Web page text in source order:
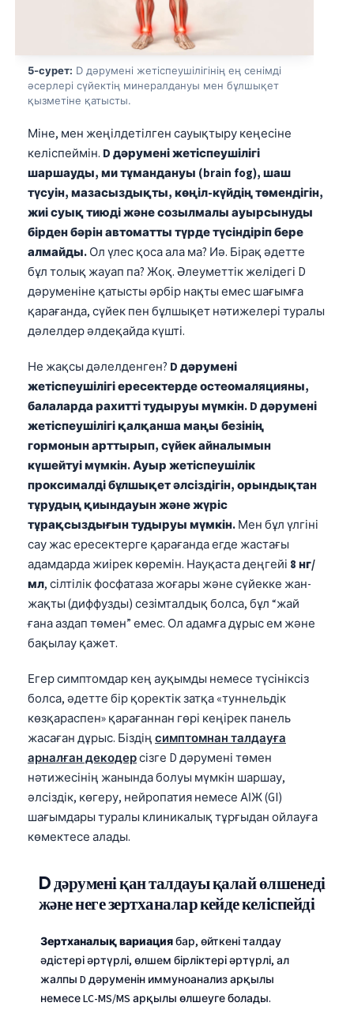
5-сурет: D дәрумені жетіспеушілігінің ең сенімді
әсерлері сүйектің минералдануы мен бұлшықет
қызметіне қатысты.
Міне, мен жеңілдетілген сауықтыру кеңесіне
келіспеймін. D дәрумені жетіспеушілігі
шаршауды, ми тұмандануы (brain fog), шаш
түсуін, мазасыздықты, көңіл-күйдің төмендігін,
жиі суық тиюді және созылмалы ауырсынуды
бірден бәрін автоматты түрде түсіндіріп бере
алмайды.Ол үлес қоса ала ма? Иә. Бірақ әдетте
бұл толық жауап па? Жоқ. Әлеуметтік желідегі D
дәруменіне қатысты әрбір нақты емес шағымға
қарағанда, сүйек пен бұлшықет нәтижелері туралы
дәлелдер әлдеқайда күшті.
Не жақсы дәлелденген? D дәрумені
жетіспеушілігі ересектерде остеомаляцияны,
балаларда рахитті тудыруы мүмкін.D дәрумені
жетіспеушілігі қалқанша маңы безінің
гормонын арттырып, сүйек айналымын
күшейтуі мүмкін.Ауыр жетіспеушілік
проксималді бұлшықет әлсіздігін, орындықтан
тұрудың қиындауын және жүріс
тұрақсыздығын тудыруы мүмкін.Мен бұл үлгіні
сау жас ересектерге қарағанда егде жастағы
адамдарда жиірек көремін. Науқаста деңгейі 8 нг/
мл, сілтілік фосфатаза жоғары және сүйекке жан-
жақты (диффузды) сезімталдық болса, бұл “жай
ғана аздап төмен” емес. Ол адамға дұрыс ем және
бақылау қажет.
Егер симптомдар кең ауқымды немесе түсініксіз
болса, әдетте бір қоректік затқа «туннельдік
көзқараспен» қарағаннан гөрі кеңірек панель
жасаған дұрыс. Біздіңсимптомнан талдауға
арналған декодерсізге D дәрумені төмен
нәтижесінің жанында болуы мүмкін шаршау,
әлсіздік, көгеру, нейропатия немесе АІЖ (GI)
шағымдары туралы клиникалық тұрғыдан ойлауға
көмектесе алады.
D дәрумені қан талдауы қалай өлшенеді
және неге зертханалар кейде келіспейді
Зертханалық вариациябар, өйткені талдау
әдістері әртүрлі, өлшем бірліктері әртүрлі, ал
жалпы D дәруменін иммуноанализ арқылы
немесе LC-MS/MS арқылы өлшеуге болады.
தமிழ்
ગુજરાતી
ಕನ್ನಡ
Bahasa Melayu
Tagalog
ไทย
ဗမာစာ
ភាសាខ្មែរ
Kiswahili
አማርኛ
Українська
Català
Suomi
Hrvatski
Slovenčina
كوردی‎
پښتو
සිංහල
অসমীয়া
Latviešu valoda
Euskara
Gàidhlig
Occitan
العربية المغربية
Afrikaans
Монгол
Basa Jawa
ئۇيغۇرچە
Беларуская мова